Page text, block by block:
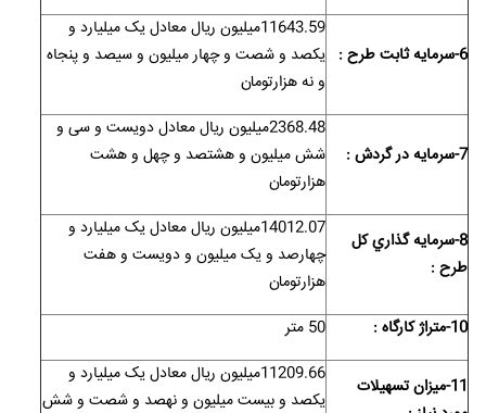
6-سرمايه ثابت طرح :
11643.59میلیون ریال معادل یک میلیارد و
یکصد و شصت و چهار میلیون و سیصد و پنجاه
و نه هزارتومان
7-سرمايه در گردش :
2368.48میلیون ریال معادل دویست و سی و
شش میلیون و هشتصد و چهل و هشت
هزارتومان
8-سرمايه گذاري کل
طرح :
14012.07میلیون ریال معادل یک میلیارد و
چهارصد و یک میلیون و دویست و هفت
هزارتومان
10-متراژ کارگاه :
50 متر
11-ميزان تسهيلات
11209.66میلیون ریال معادل یک میلیارد و
یکصد و بیست میلیون و نهصد و شصت و شش